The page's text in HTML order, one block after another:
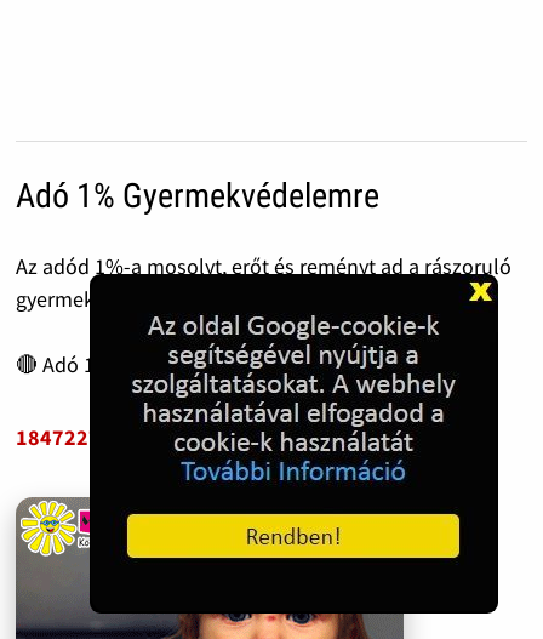
Adó 1% Gyermekvédelemre
Az adód 1%-a mosolyt, erőt és reményt ad a rászoruló
gyermekeknek.
🔴 Adó 1% felajánláshoz adószám:
18472273-1-06 📋 MÁSOLÁS